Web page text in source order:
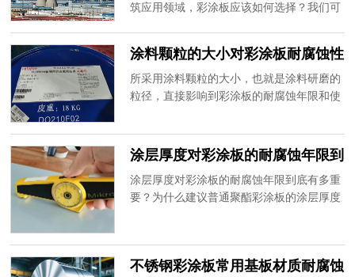
筑应用领域，彩涂板应该如何选择？我们可
涂料颗粒的大小对彩涂板耐腐蚀性
能的影响
所采用涂料颗粒的大小，也就是涂料研磨的
粒径，直接影响到彩涂板的耐腐蚀年限和使
涂层厚度对彩涂板的耐腐蚀年限到
底有多重要？
涂层厚度对彩涂板的耐腐蚀年限到底有多重
要？为什么建议普通聚酯彩涂板的涂层厚度
不锈钢彩涂板常用基板材质耐腐蚀